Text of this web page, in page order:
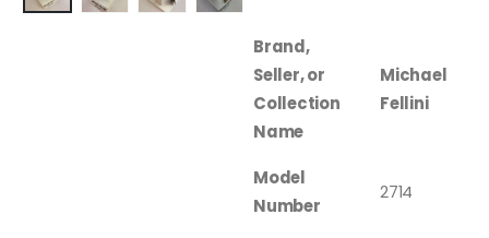
Brand,
Seller, or
Collection
Name
Michael
Fellini
Model
Number
2714